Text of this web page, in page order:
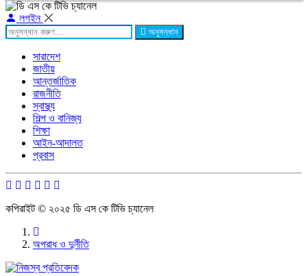
লগইন
অনুসন্ধান
সারাদেশ
জাতীয়
আন্তর্জাতিক
রাজনীতি
স্বাস্থ্য
শিল্প ও বানিজ্য
শিক্ষা
আইন-আদালত
প্রবাস
কপিরাইট © ২০২৫ ডি এস কে টিভি চ্যানেল
অপরাধ ও দুর্নীতি